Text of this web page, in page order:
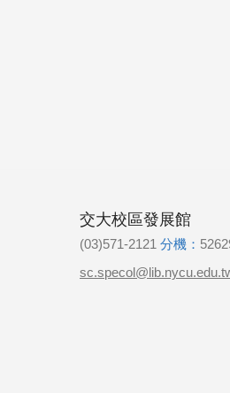
交大校區發展館
(03)571-2121 分機：